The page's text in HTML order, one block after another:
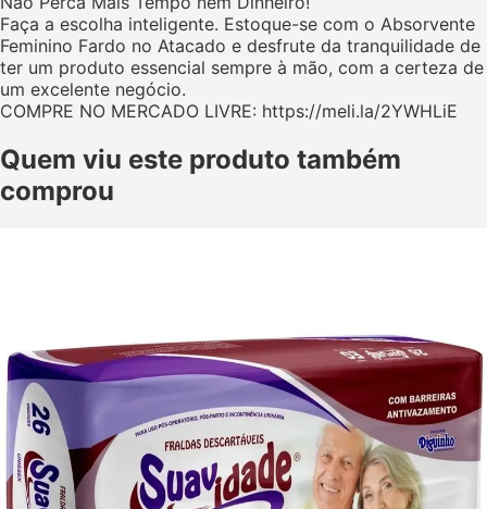
Faça a escolha inteligente. Estoque-se com o Absorvente
Feminino Fardo no Atacado e desfrute da tranquilidade de
ter um produto essencial sempre à mão, com a certeza de
um excelente negócio.
COMPRE NO MERCADO LIVRE: https://meli.la/2YWHLiE
Quem viu este produto também
comprou